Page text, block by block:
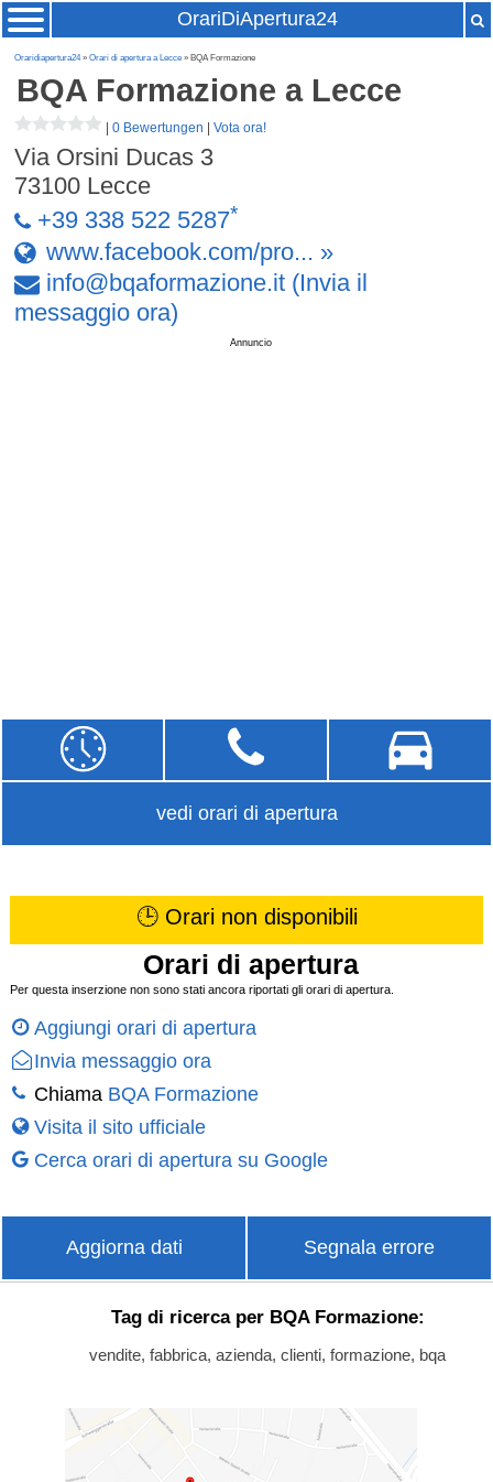
OrariDiApertura24
Oraridiapertura24»Orari di apertura a Lecce » BQA Formazione
BQA Formazione a Lecce
|0 Bewertungen |Vota ora!
Via Orsini Ducas 3
73100 Lecce
+39 338 522 5287*
www.facebook.com/pro... »
info@bqaformazione.it (Invia il
messaggio ora)
Annuncio
vedi orari di apertura
🕒 Orari non disponibili
Orari di apertura
Per questa inserzione non sono stati ancora riportati gli orari di apertura.
Aggiungi orari di apertura
Invia messaggio ora
Chiama BQA Formazione
Visita il sito ufficiale
Cerca orari di apertura su Google
Aggiorna dati Segnala errore
Tag di ricerca per BQA Formazione:
vendite, fabbrica, azienda, clienti, formazione, bqa